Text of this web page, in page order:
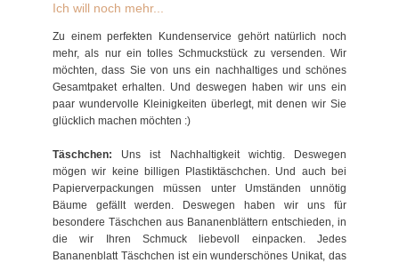
Ich will noch mehr...
Zu einem perfekten Kundenservice gehört natürlich noch
mehr, als nur ein tolles Schmuckstück zu versenden. Wir
möchten, dass Sie von uns ein nachhaltiges und schönes
Gesamtpaket erhalten. Und deswegen haben wir uns ein
paar wundervolle Kleinigkeiten überlegt, mit denen wir Sie
glücklich machen möchten :)
Täschchen: Uns ist Nachhaltigkeit wichtig. Deswegen
mögen wir keine billigen Plastiktäschchen. Und auch bei
Papierverpackungen müssen unter Umständen unnötig
Bäume gefällt werden. Deswegen haben wir uns für
besondere Täschchen aus Bananenblättern entschieden, in
die wir Ihren Schmuck liebevoll einpacken. Jedes
Bananenblatt Täschchen ist ein wunderschönes Unikat, das